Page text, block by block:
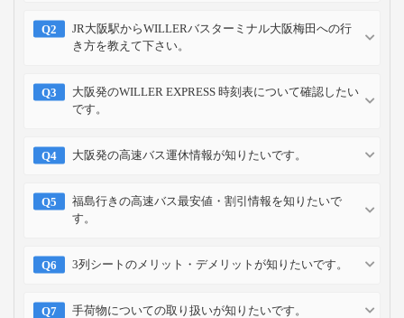
JR大阪駅からWILLERバスターミナル大阪梅田への行
き方を教えて下さい。
大阪発のWILLER EXPRESS 時刻表について確認したい
です。
大阪発の高速バス運休情報が知りたいです。
福島行きの高速バス最安値・割引情報を知りたいで
す。
3列シートのメリット・デメリットが知りたいです。
手荷物についての取り扱いが知りたいです。